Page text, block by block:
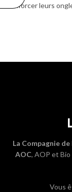
renforcer leurs
La Compagnie de
AOC, AOP et
Vous